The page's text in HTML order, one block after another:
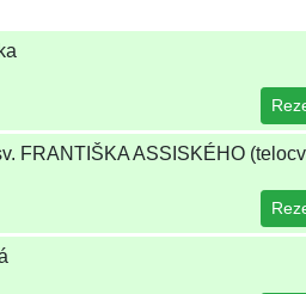
FRANTIŠKA ASSISKÉHO